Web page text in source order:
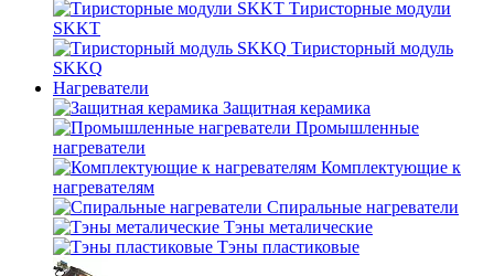
Тиристорные модули
SKKT
Тиристорный модуль
SKKQ
Нагреватели
Защитная керамика
Промышленные
нагреватели
Комплектующие к
нагревателям
Спиральные нагреватели
Тэны металические
Тэны пластиковые